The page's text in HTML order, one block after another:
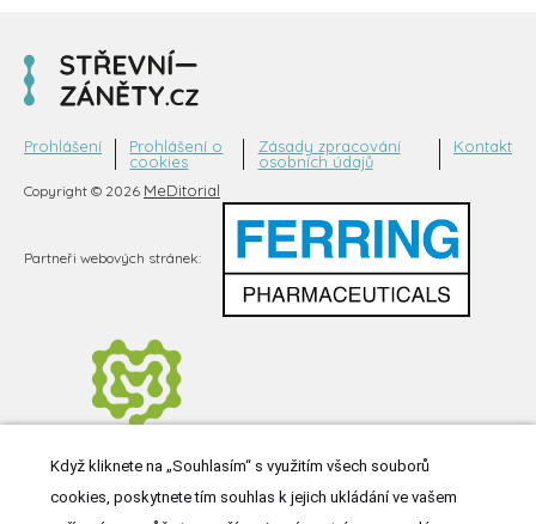
Copyright © 2026 MeDitorial
Prohlášení
Prohlášení o
cookies
Zásady zpracování
osobních údajů
Kontakt
Partneři webových stránek:
Když kliknete na „Souhlasím“ s využitím všech souborů
cookies, poskytnete tím souhlas k jejich ukládání ve vašem